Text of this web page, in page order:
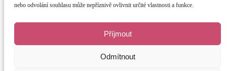
nebo odvolání souhlasu může nepříznivě ovlivnit určité vlastnosti a funkce.
Příjmout
Odmítnout